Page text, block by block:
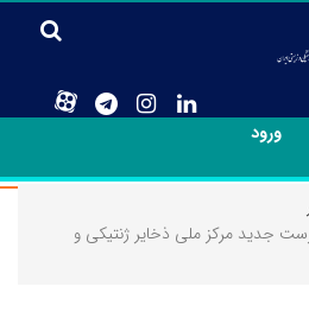
ورود
جدید مرکز ملی ذخایر ژنتیکی و